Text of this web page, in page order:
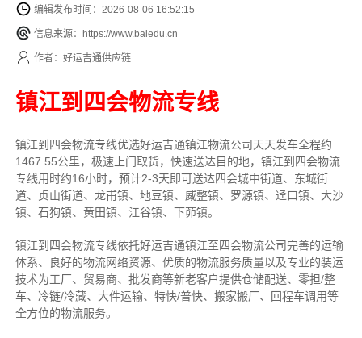
编辑发布时间：2026-08-06 16:52:15
信息来源：https://www.baiedu.cn
作者：好运吉通供应链
镇江到四会物流专线
镇江到四会物流专线优选好运吉通镇江物流公司天天发车全程约
1467.55公里， 极速上门取货，快速送达目的地，镇江到四会物流
专线用时约16小时，预计2-3天即可送达四会城中街道、东城街
道、贞山街道、龙甫镇、地豆镇、威整镇、罗源镇、迳口镇、大沙
镇、石狗镇、黄田镇、江谷镇、下茆镇。
镇江到四会物流专线依托好运吉通镇江至四会物流公司完善的运输
体系、良好的物流网络资源、优质的物流服务质量以及专业的装运
技术为工厂、贸易商、批发商等新老客户提供仓储配送、零担/整
车、冷链/冷藏、大件运输、特快/普快、搬家搬厂、回程车调用等
全方位的物流服务。